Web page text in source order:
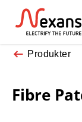
Produkter
Fibre